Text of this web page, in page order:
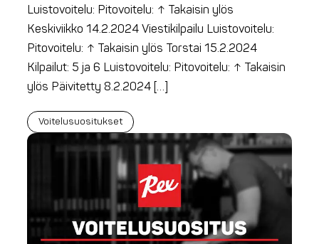
Luistovoitelu: Pitovoitelu: ↑ Takaisin ylös
Keskiviikko 14.2.2024 Viestikilpailu Luistovoitelu:
Pitovoitelu: ↑ Takaisin ylös Torstai 15.2.2024
Kilpailut: 5 ja 6 Luistovoitelu: Pitovoitelu: ↑ Takaisin
ylös Päivitetty 8.2.2024 […]
Voitelusuositukset